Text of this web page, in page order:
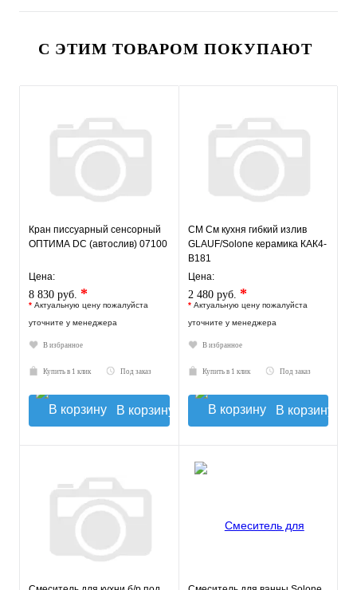
С ЭТИМ ТОВАРОМ ПОКУПАЮТ
Кран писсуарный сенсорный
ОПТИМА DC (автослив) 07100
Цена:
8 830 руб. *
* Актуальную цену пожалуйста
уточните у менеджера
В избранное
Купить в 1 клик Под заказ
В корзину
СМ См кухня гибкий излив
GLAUF/Solone керамика КАК4-
В181
Цена:
2 480 руб. *
* Актуальную цену пожалуйста
уточните у менеджера
В избранное
Купить в 1 клик Под заказ
В корзину